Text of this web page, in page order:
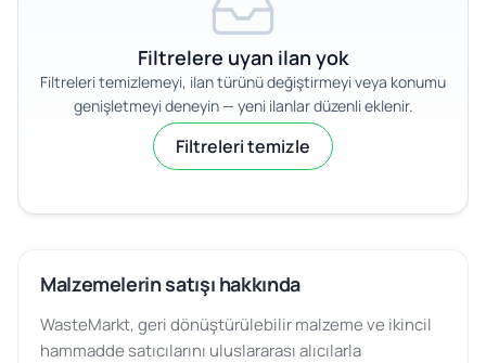
Filtrelere uyan ilan yok
Filtreleri temizlemeyi, ilan türünü değiştirmeyi veya konumu
genişletmeyi deneyin — yeni ilanlar düzenli eklenir.
Filtreleri temizle
Malzemelerin satışı hakkında
WasteMarkt, geri dönüştürülebilir malzeme ve ikincil
hammadde satıcılarını uluslararası alıcılarla